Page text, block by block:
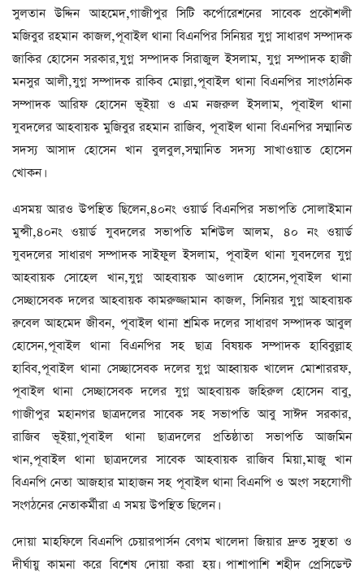
সুলতান উদ্দিন আহমেদ,গাজীপুর সিটি কর্পোরেশনের সাবেক প্রকৌশলী
মজিবুর রহমান কাজল,পূবাইল থানা বিএনপির সিনিয়র যুগ্ন সাধারণ সম্পাদক
জাকির হোসেন সরকার,যুগ্ন সম্পাদক সিরাজুল ইসলাম, যুগ্ন সম্পাদক হাজী
মনসুর আলী,যুগ্ন সম্পাদক রাকিব মোল্লা,পূবাইল থানা বিএনপির সাংগঠনিক
সম্পাদক আরিফ হোসেন ভূইয়া ও এম নজরুল ইসলাম, পূবাইল থানা
যুবদলের আহবায়ক মুজিবুর রহমান রাজিব, পূবাইল থানা বিএনপির সম্মানিত
সদস্য আসাদ হোসেন খান বুলবুল,সম্মানিত সদস্য সাখাওয়াত হোসেন
খোকন।
এসময় আরও উপস্থিত ছিলেন,৪০নং ওয়ার্ড বিএনপির সভাপতি সোলাইমান
মুন্সী,৪০নং ওয়ার্ড যুবদলের সভাপতি মশিউল আলম, ৪০ নং ওয়ার্ড
যুবদলের সাধারণ সম্পাদক সাইফুল ইসলাম, পূবাইল থানা যুবদলের যুগ্ন
আহবায়ক সোহেল খান,যুগ্ন আহবায়ক আওলাদ হোসেন,পূবাইল থানা
সেচ্ছাসেবক দলের আহবায়ক কামরুজ্জামান কাজল, সিনিয়র যুগ্ন আহবায়ক
রুবেল আহমেদ জীবন, পূবাইল থানা শ্রমিক দলের সাধারণ সম্পাদক আবুল
হোসেন,পূবাইল থানা বিএনপির সহ ছাত্র বিষয়ক সম্পাদক হাবিবুল্লাহ
হাবিব,পূবাইল থানা সেচ্ছাসেবক দলের যুগ্ন আহ্বায়ক খালেদ মোশাররফ,
পূবাইল থানা সেচ্ছাসেবক দলের যুগ্ন আহবায়ক জহিরুল হোসেন বাবু,
গাজীপুর মহানগর ছাত্রদলের সাবেক সহ সভাপতি আবু সাঈদ সরকার,
রাজিব ভূইয়া,পূবাইল থানা ছাত্রদলের প্রতিষ্ঠাতা সভাপতি আজমিন
খান,পূবাইল থানা ছাত্রদলের সাবেক আহবায়ক রাজিব মিয়া,মাজু খান
বিএনপি নেতা আজহার মাহাজন সহ পূবাইল থানা বিএনপি ও অংগ সহযোগী
সংগঠনের নেতাকর্মীরা এ সময় উপস্থিত ছিলেন।
দোয়া মাহফিলে বিএনপি চেয়ারপার্সন বেগম খালেদা জিয়ার দ্রুত সুস্থতা ও
দীর্ঘায়ু কামনা করে বিশেষ দোয়া করা হয়। পাশাপাশি শহীদ প্রেসিডেন্ট